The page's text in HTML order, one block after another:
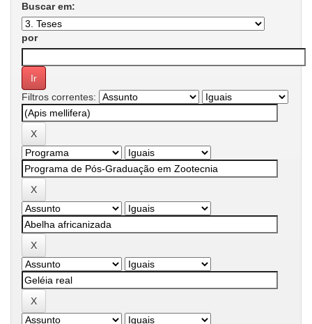
Buscar em:
por
Filtros correntes: